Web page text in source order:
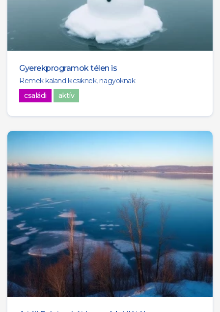
Gyerekprogramok télen is
Remek kaland kicsiknek, nagyoknak
családi
aktív